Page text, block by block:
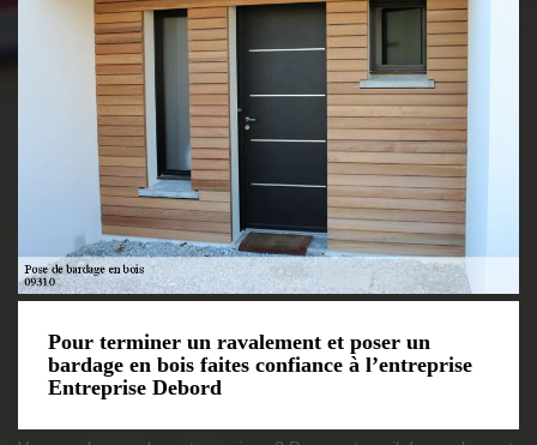
Pour terminer un ravalement et poser un
bardage en bois faites confiance à l’entreprise
Entreprise Debord